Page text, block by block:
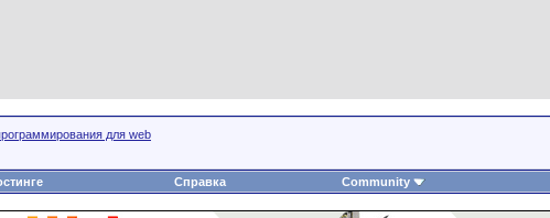
для web
Справка Community